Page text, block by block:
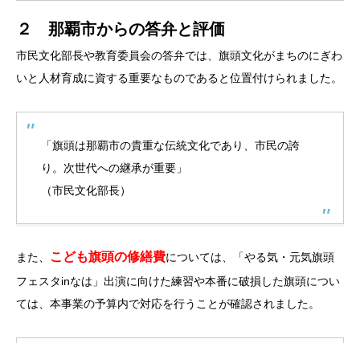
２ 那覇市からの答弁と評価
市民文化部長や教育委員会の答弁では、旗頭文化がまちのにぎわ
いと人材育成に資する重要なものであると位置付けられました。
「旗頭は那覇市の貴重な伝統文化であり、市民の誇
り。次世代への継承が重要」
（市民文化部長）
また、 こども旗頭の修繕費については、「やる気・元気旗頭
フェスタinなは」出演に向けた練習や本番に破損した旗頭につい
ては、本事業の予算内で対応を行うことが確認されました。